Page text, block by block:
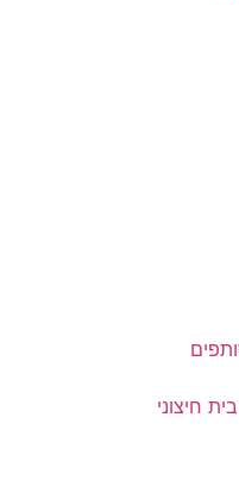
חיצוני